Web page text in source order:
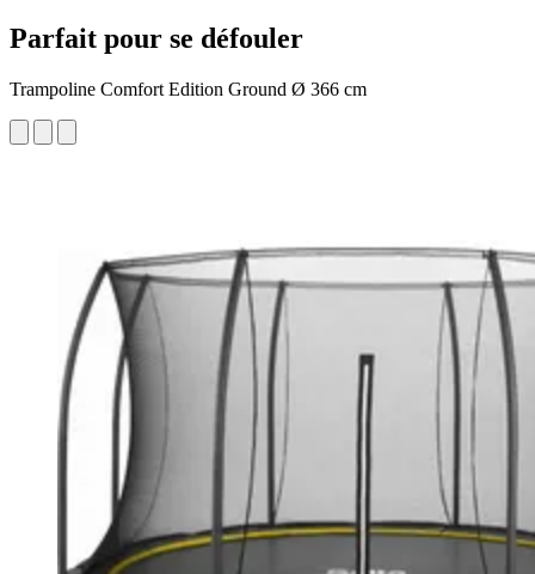
Parfait pour se défouler
Trampoline Comfort Edition Ground Ø 366 cm